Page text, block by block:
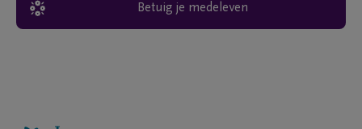
Betuig je medeleven